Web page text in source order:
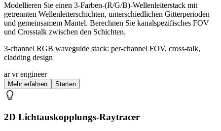
Modellieren Sie einen 3-Farben-(R/G/B)-Wellenleiterstack mit
getrennten Wellenleiterschichten, unterschiedlichen Gitterperioden
und gemeinsamem Mantel. Berechnen Sie kanalspezifisches FOV
und Crosstalk zwischen den Schichten.
3-channel RGB waveguide stack: per-channel FOV, cross-talk,
cladding design
ar vr engineer
Mehr erfahren Starten
2D Lichtauskopplungs-Raytracer